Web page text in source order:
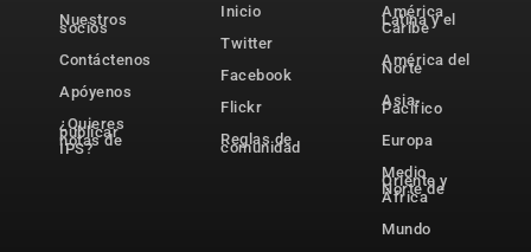
Nuestros
socios
Contáctenos
Apóyenos
¿Quieres
publicar
notas de
IPS?
Inicio
Twitter
Facebook
Flickr
Reglas de
comunidad
América
Latina y el
Caribe
América del
Norte
Asia-
Pacífico
Europa
Medio
Oriente y
Norte de
África
Mundo